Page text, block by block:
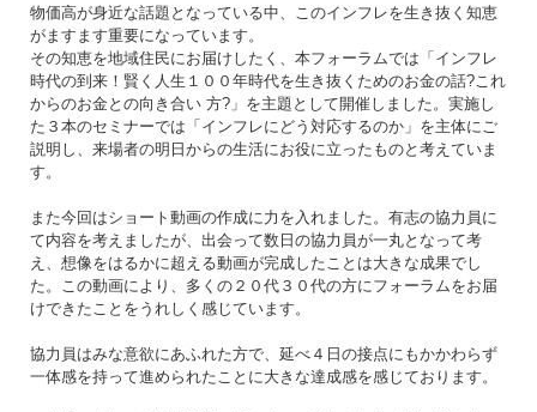
物価高が身近な話題となっている中、このインフレを生き抜く知恵
がますます重要になっています。
その知恵を地域住民にお届けしたく、本フォーラムでは「インフレ
時代の到来！賢く人生１００年時代を生き抜くためのお金の話?これ
からのお金との向き合い 方?」を主題として開催しました。実施し
た３本のセミナーでは「インフレにどう対応するのか」を主体にご
説明し、来場者の明日からの生活にお役に立ったものと考えていま
す。
また今回はショート動画の作成に力を入れました。有志の協力員に
て内容を考えましたが、出会って数日の協力員が一丸となって考
え、想像をはるかに超える動画が完成したことは大きな成果でし
た。この動画により、多くの２０代３０代の方にフォーラムをお届
けできたことをうれしく感じています。
協力員はみな意欲にあふれた方で、延べ４日の接点にもかかわらず
一体感を持って進められたことに大きな達成感を感じております。